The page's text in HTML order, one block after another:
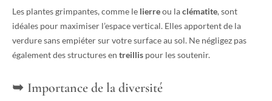
Les plantes grimpantes, comme le lierreou laclématite, sont
idéales pour maximiser l’espace vertical. Elles apportent de la
verdure sans empiéter sur votre surface au sol. Ne négligez pas
également des structures en treillis pour les soutenir.
Importance de la diversité